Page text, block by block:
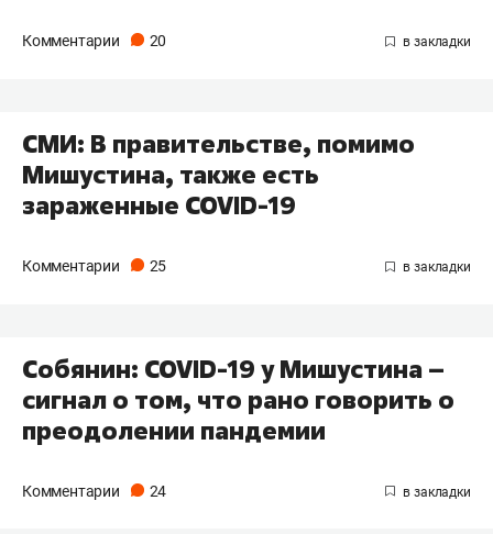
Комментарии 20
СМИ: В правительстве, помимо
Мишустина, также есть
зараженные COVID-19
Комментарии 25
Собянин: COVID-19 у Мишустина –
сигнал о том, что рано говорить о
преодолении пандемии
Комментарии 24